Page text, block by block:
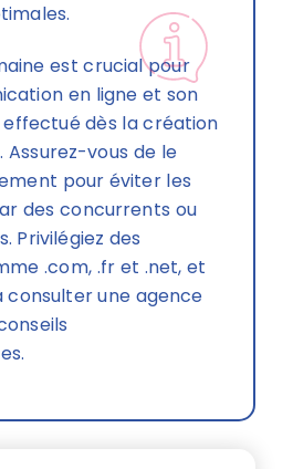
est crucial pour
en ligne et son
dès la création
Assurez-vous de le
pour éviter les
des concurrents ou
Privilégiez des
.com, .fr et .net, et
consulter une agence